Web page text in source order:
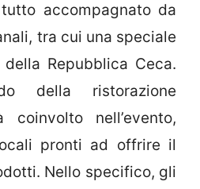
accompagnato da
tra cui una speciale
Repubblica Ceca.
della ristorazione
coinvolto nell’evento,
pronti ad offrire il
Nello specifico, gli